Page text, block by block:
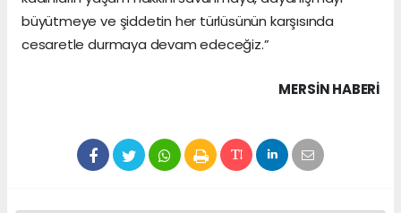
büyütmeye ve şiddetin her türlüsünün karşısında
cesaretle durmaya devam edeceğiz.”
MERSIN HABERİ